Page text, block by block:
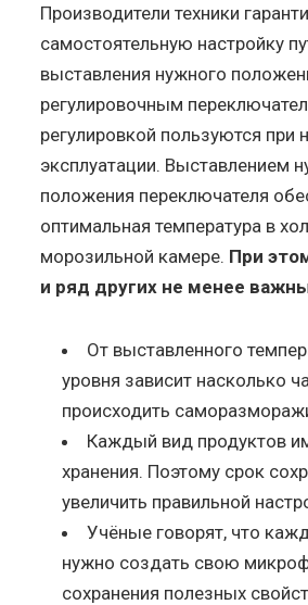
Производители техники
самостоятельную настройку
выставления нужного
регулировочным
регулировкой пользуются при
эксплуатации. Выставлением
положения переключателя
оптимальная температура в
морозильной камере. При
и ряд других не менее
От выставленного
уровня зависит насколько
происходить
Каждый вид продуктов
хранения. Поэтому срок
увеличить правильной
Учёные говорят, что
нужно создать свою
сохранения полезных